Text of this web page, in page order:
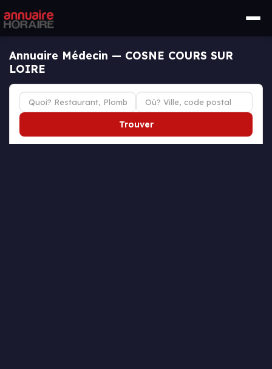
Annuaire Médecin — COSNE COURS SUR
LOIRE
Trouver